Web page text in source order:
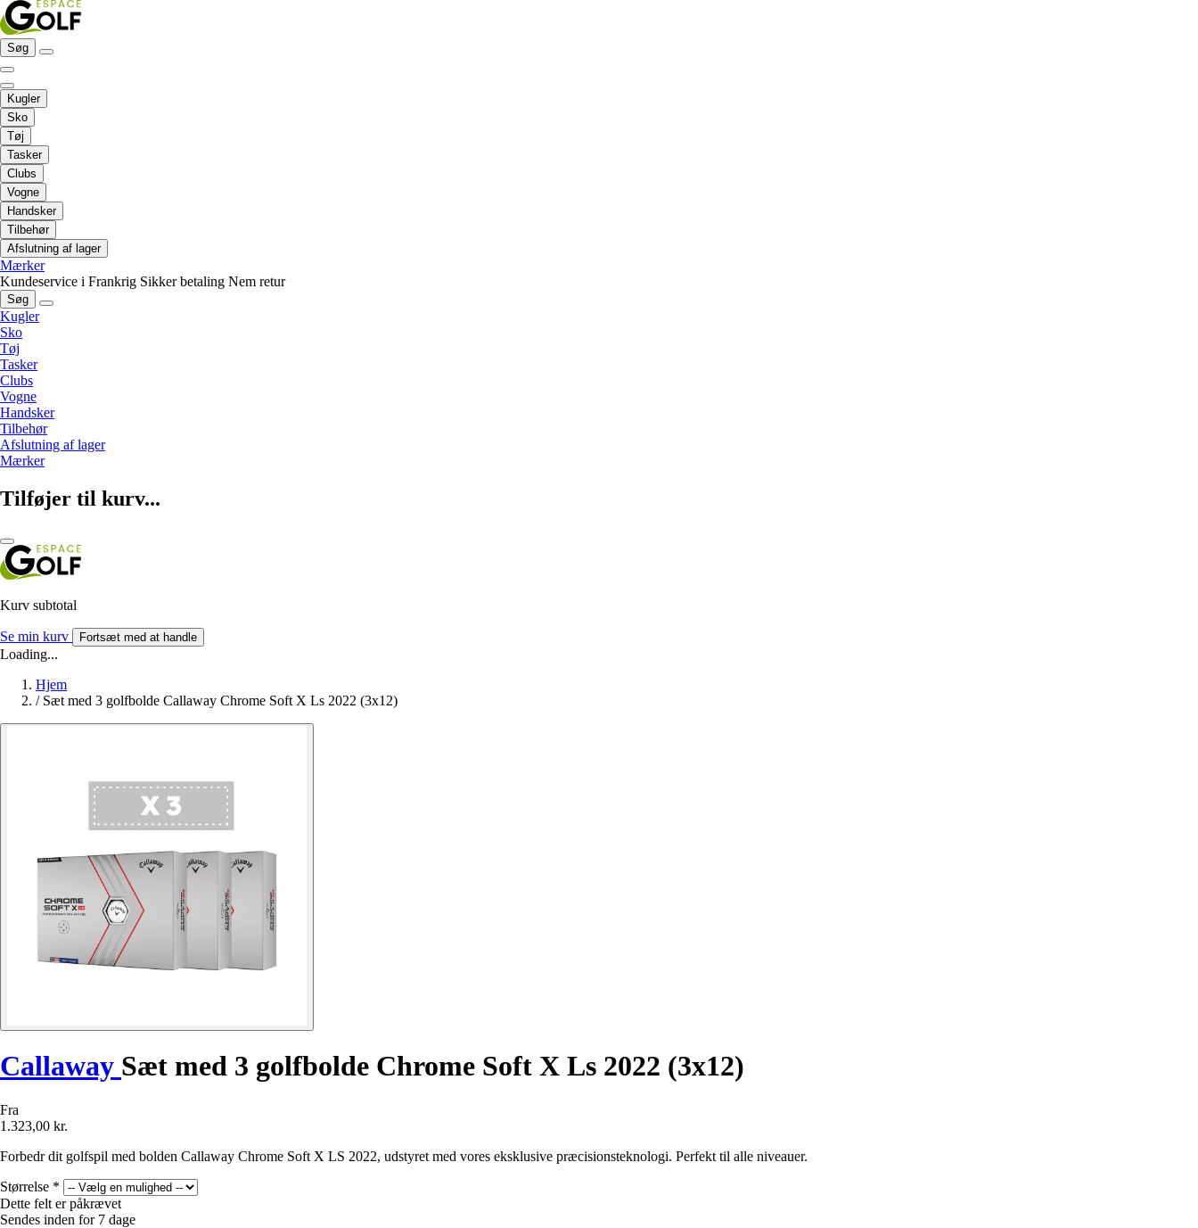
Søg
Kugler
Sko
Tøj
Tasker
Clubs
Vogne
Handsker
Tilbehør
Afslutning af lager
Mærker
Kundeservice i Frankrig Sikker betaling Nem retur
Søg
Kugler
Sko
Tøj
Tasker
Clubs
Vogne
Handsker
Tilbehør
Afslutning af lager
Mærker
Tilføjer til kurv...
Kurv subtotal
Se min kurv Fortsæt med at handle
Loading...
Hjem
/ Sæt med 3 golfbolde Callaway Chrome Soft X Ls 2022 (3x12)
Callaway Sæt med 3 golfbolde Chrome Soft X Ls 2022 (3x12)
Fra
1.323,00 kr.
Forbedr dit golfspil med bolden Callaway Chrome Soft X LS 2022, udstyret med vores eksklusive præcisionsteknologi. Perfekt til alle niveauer.
Størrelse *
Dette felt er påkrævet
Sendes inden for 7 dage